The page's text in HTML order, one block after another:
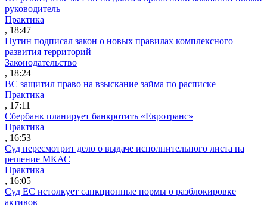
руководитель
Практика
, 18:47
Путин подписал закон о новых правилах комплексного
развития территорий
Законодательство
, 18:24
ВС защитил право на взыскание займа по расписке
Практика
, 17:11
Сбербанк планирует банкротить «Евротранс»
Практика
, 16:53
Суд пересмотрит дело о выдаче исполнительного листа на
решение МКАС
Практика
, 16:05
Суд ЕС истолкует санкционные нормы о разблокировке
активов